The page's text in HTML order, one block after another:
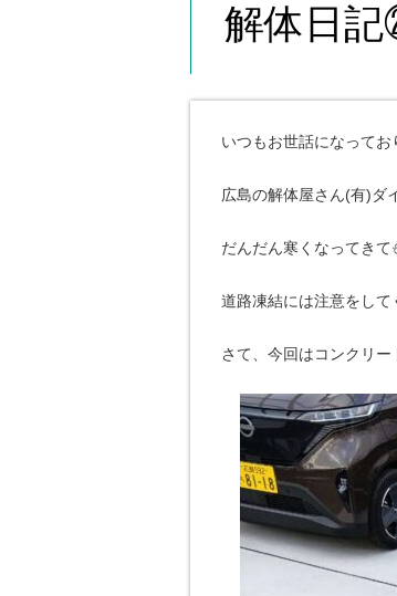
解体日記
いつもお世話になってお
広島の解体屋さん(有)ダ
だんだん寒くなってき
道路凍結には注意をして
さて、今回はコンクリー